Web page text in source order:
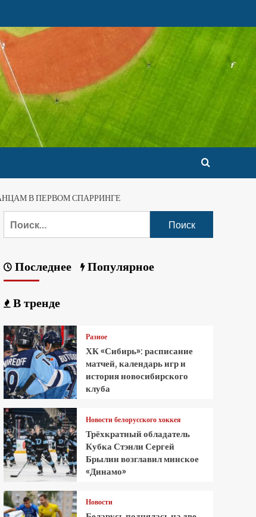
В ПЕРВОМ СПАРРИНГЕ
Последнее Популярное
В тренде
Разное
ХК «Сибирь»: расписание
матчей, календарь игр и
история новосибирского
клуба
Новости белорусского хоккея
Трёхкратный обладатель
Кубка Стэнли Сергей
Брылин возглавил минское
«Динамо»
Новости